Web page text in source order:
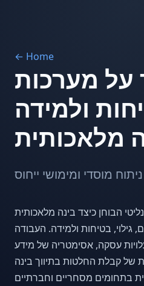
← Home
מערכות
ולמידה
מלאכותית
מוסדי ומימושי ייחוס
הבוחן כיצד בינה מלאכותית
בטיחות ולמידה. העבודה
עסקה, אסימטריה של מידע
של קבלת החלטות בתיווך בינה